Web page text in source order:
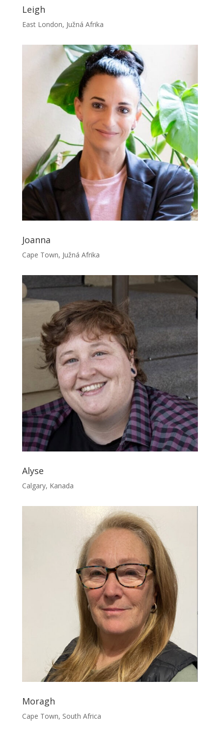
Leigh
East London, Južná Afrika
Joanna
Cape Town, Južná Afrika
Alyse
Calgary, Kanada
Moragh
Cape Town, South Africa